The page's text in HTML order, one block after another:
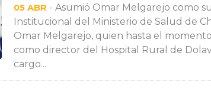
05 ABR - Asumió Omar Melgarejo como
Institucional del Ministerio de Salud de
Omar Melgarejo, quien hasta el
como director del Hospital Rural de
cargo...